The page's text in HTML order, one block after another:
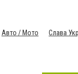
Авто / Мото Слава